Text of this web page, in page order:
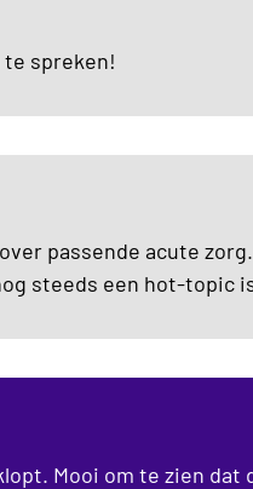
te spreken!
passende acute
steeds een hot-topic
Mooi om te zien